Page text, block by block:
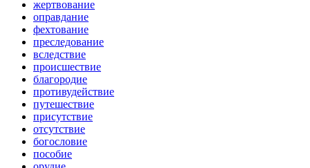
жертвование
оправдание
фехтование
преследование
вследствие
происшествие
благородие
противудействие
путешествие
присутствие
отсутствие
богословие
пособие